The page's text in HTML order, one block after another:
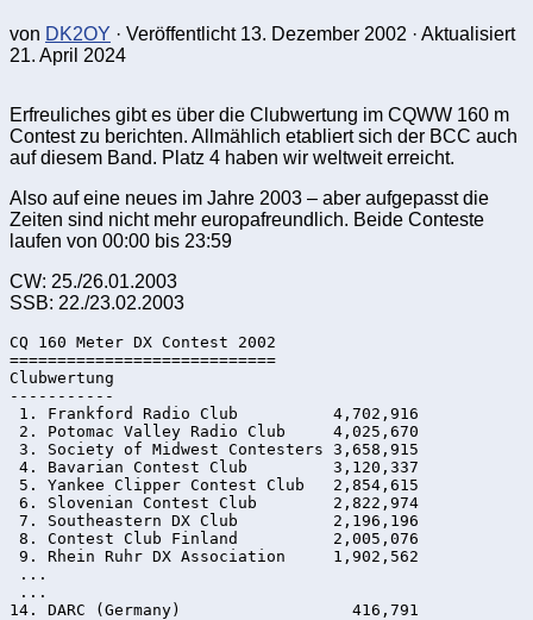
von DK2OY · Veröffentlicht 13. Dezember 2002 · Aktualisiert
21. April 2024
Erfreuliches gibt es über die Clubwertung im CQWW 160 m
Contest zu berichten. Allmählich etabliert sich der BCC auch
auf diesem Band. Platz 4 haben wir weltweit erreicht.
Also auf eine neues im Jahre 2003 – aber aufgepasst die
Zeiten sind nicht mehr europafreundlich. Beide Conteste
laufen von 00:00 bis 23:59
CW: 25./26.01.2003
SSB: 22./23.02.2003
CQ 160 Meter DX Contest 2002
============================
Clubwertung
-----------
1. Frankford Radio Club          4,702,916
2. Potomac Valley Radio Club     4,025,670
3. Society of Midwest Contesters 3,658,915
4. Bavarian Contest Club         3,120,337
5. Yankee Clipper Contest Club   2,854,615
6. Slovenian Contest Club        2,822,974
7. Southeastern DX Club          2,196,196
8. Contest Club Finland          2,005,076
9. Rhein Ruhr DX Association     1,902,562
...
...
14. DARC (Germany)                  416,791